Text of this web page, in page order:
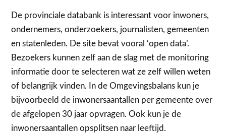
De provinciale databank is interessant voor inwoners,
ondernemers, onderzoekers, journalisten, gemeenten
en statenleden. De site bevat vooral ‘open data’.
Bezoekers kunnen zelf aan de slag met de monitoring
informatie door te selecteren wat ze zelf willen weten
of belangrijk vinden. In de Omgevingsbalans kun je
bijvoorbeeld de inwonersaantallen per gemeente over
de afgelopen 30 jaar opvragen. Ook kun je de
inwonersaantallen opsplitsen naar leeftijd.